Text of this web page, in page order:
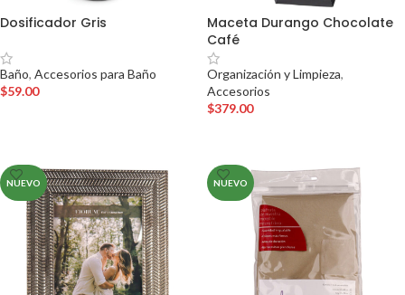
Dosificador Gris
Baño, Accesorios para Baño
$59.00
Maceta Durango Chocolate
Café
Organización y Limpieza,
Accesorios
$379.00
NUEVO NUEVO